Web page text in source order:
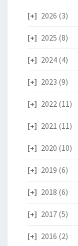
2026 (3)
2025 (8)
2024 (4)
2023 (9)
2022 (11)
2021 (11)
2020 (10)
2019 (6)
2018 (6)
2017 (5)
2016 (2)